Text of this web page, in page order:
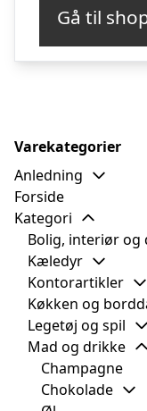
Gå til
Varekategorier
Anledning
Forside
Kategori
Bolig, interiør og
Kæledyr
Kontorartikler
Køkken og
Legetøj og spil
Mad og drikke
Champagne
Chokolade